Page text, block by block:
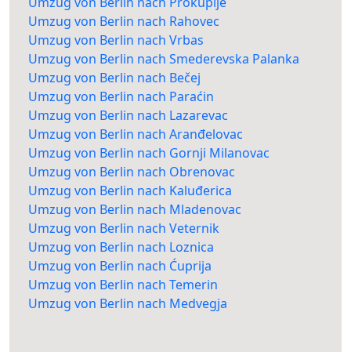
Umzug von Berlin nach Rahovec
Umzug von Berlin nach Vrbas
Umzug von Berlin nach Smederevska Palanka
Umzug von Berlin nach Bečej
Umzug von Berlin nach Paraćin
Umzug von Berlin nach Lazarevac
Umzug von Berlin nach Aranđelovac
Umzug von Berlin nach Gornji Milanovac
Umzug von Berlin nach Obrenovac
Umzug von Berlin nach Kaluđerica
Umzug von Berlin nach Mladenovac
Umzug von Berlin nach Veternik
Umzug von Berlin nach Loznica
Umzug von Berlin nach Ćuprija
Umzug von Berlin nach Temerin
Umzug von Berlin nach Medvegja